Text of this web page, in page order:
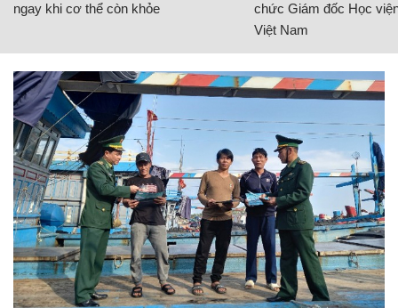
ngay khi cơ thể còn khỏe
chức Giám đốc Học
Việt Nam